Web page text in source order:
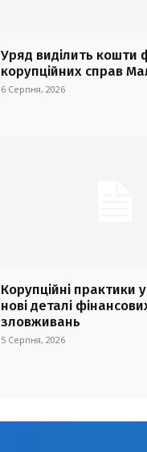
Уряд виділить кошти
корупційних справ
6 Серпня, 2026
Корупційні практики
нові деталі
зловживань
5 Серпня, 2026